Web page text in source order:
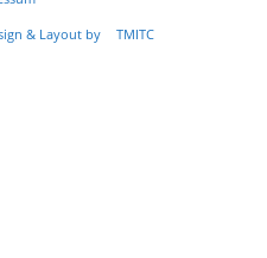
& Layout by
TMITC